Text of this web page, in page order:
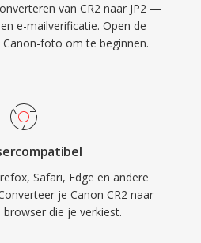
van CR2 naar JP2 —
e-mailverificatie. Open de
foto om te beginnen.
Safari, Edge en andere
je Canon CR2 naar
browser die je verkiest.